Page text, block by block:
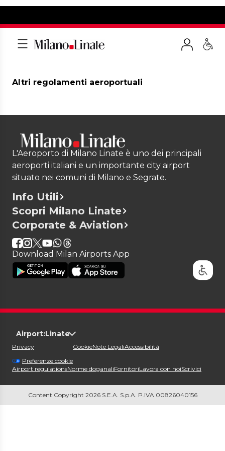
Altri regolamenti aeroportuali
L'Aeroporto di Milano Linate è uno dei principali
aeroporti italiani e un importante city airport
situato nei comuni di Milano e Segrate.
Info Utili
Scopri Milano Linate
Corporate & Aviation
Download Milan Airports App
Airport:Linate
Privacy
Preferenze cookie
CookieNote LegaliAccessibilità
Airport regulationsNorme doganaliFornitoriLavora con noiScrivici
Content Copyright 2026 S.E.A. S.p.A. P.IVA 00826040156